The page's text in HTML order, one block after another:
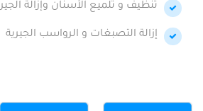
تنظيف و تلميع الأسنان وإزالة الجير
إزالة التصبغات و الرواسب الجيرية